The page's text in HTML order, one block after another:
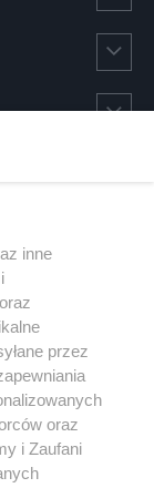
Youtube
inne
przez
oraz
i Zaufani